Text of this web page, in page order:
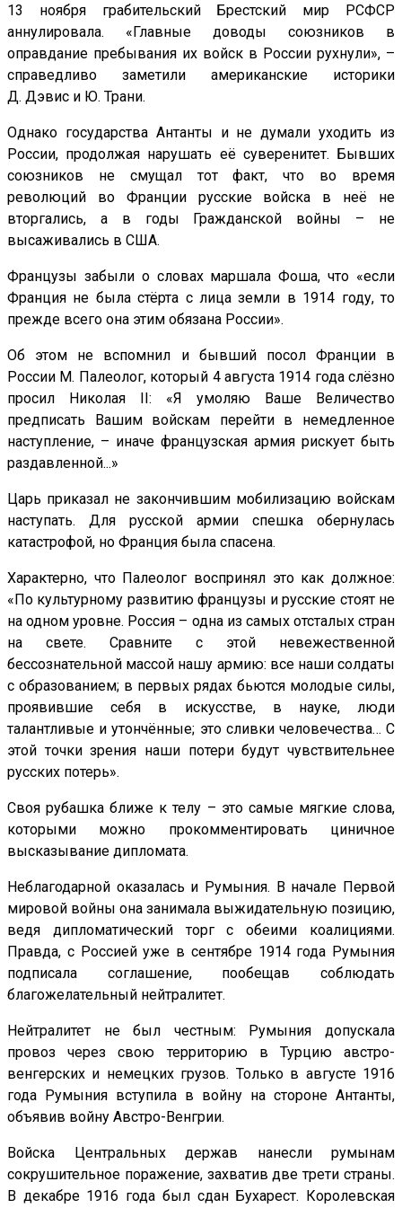
13 ноября грабительский Брестский мир РСФСР
аннулировала. «Главные доводы союзников в
оправдание пребывания их войск в России рухнули», –
справедливо заметили американские историки
Д. Дэвис и Ю. Трани.
Однако государства Антанты и не думали уходить из
России, продолжая нарушать её суверенитет. Бывших
союзников не смущал тот факт, что во время
революций во Франции русские войска в неё не
вторгались, а в годы Гражданской войны – не
высаживались в США.
Французы забыли о словах маршала Фоша, что «если
Франция не была стёрта с лица земли в 1914 году, то
прежде всего она этим обязана России».
Об этом не вспомнил и бывший посол Франции в
России М. Палеолог, который 4 августа 1914 года слёзно
просил Николая II: «Я умоляю Ваше Величество
предписать Вашим войскам перейти в немедленное
наступление, – иначе французская армия рискует быть
раздавленной...»
Царь приказал не закончившим мобилизацию войскам
наступать. Для русской армии спешка обернулась
катастрофой, но Франция была спасена.
Характерно, что Палеолог воспринял это как должное:
«По культурному развитию французы и русские стоят не
на одном уровне. Россия – одна из самых отсталых стран
на свете. Сравните с этой невежественной
бессознательной массой нашу армию: все наши солдаты
с образованием; в первых рядах бьются молодые силы,
проявившие себя в искусстве, в науке, люди
талантливые и утончённые; это сливки человечества… С
этой точки зрения наши потери будут чувствительнее
русских потерь».
Своя рубашка ближе к телу – это самые мягкие слова,
которыми можно прокомментировать циничное
высказывание дипломата.
Неблагодарной оказалась и Румыния. В начале Первой
мировой войны она занимала выжидательную позицию,
ведя дипломатический торг с обеими коалициями.
Правда, с Россией уже в сентябре 1914 года Румыния
подписала соглашение, пообещав соблюдать
благожелательный нейтралитет.
Нейтралитет не был честным: Румыния допускала
провоз через свою территорию в Турцию австро-
венгерских и немецких грузов. Только в августе 1916
года Румыния вступила в войну на стороне Антанты,
объявив войну Австро-Венгрии.
Войска Центральных держав нанесли румынам
сокрушительное поражение, захватив две трети страны.
В декабре 1916 года был сдан Бухарест. Королевская